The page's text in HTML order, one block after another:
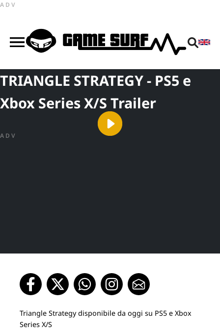
ADV
TRIANGLE STRATEGY - PS5 e
Xbox Series X/S Trailer
ADV
Triangle Strategy disponibile da oggi su PS5 e Xbox
Series X/S